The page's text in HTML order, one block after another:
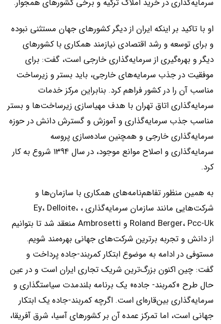
او با تاکید بر اینکه ایران از دیگر کشورهای جهان مستثنی نبوده
و برای توسعه و رشد اقتصادی نیازمند همکاری با کشورهای
دیگر و بهره‌‌‌گیری از سرمایه‌گذاری خارجی است، گفت: برای
موفقیت در جذب سرمایه‌‌‌های خارجی، باید بستر و زیرساخت
مناسب آن را در کشور فراهم کرد. بنابراین مرکز خدمات
‌‌‌سرمایه‌گذاری اتاق تهران با هدف مهیاسازی زیرساخت‌‌‌ها و بستر
مناسب جذب ‌‌‌سرمایه‌گذاری و آموزش و گسترش دانش در حوزه
‌‌‌سرمایه‌گذاری خارجی و همچنین ساده‌‌‌سازی پروسه
‌‌‌سرمایه‌گذاری و اصلاح موانع موجود، در سال ۱۳۹۴ شروع به کار
کرد.
به همین منظور تفاهم‌‌‌نامه‌‌‌های همکاری با سازمان‌ها و
شرکت‌هایی مانند سازمان ‌‌‌سرمایه‌گذاری ، Ey، Delloite،
Roland Berger، Pcc-Uk و Ambrosetti منعقد شد تا بتوانیم
از دانش و تجربه برترین شرکت‌های جهانی بهره‌‌‌مند شویم.
مستوفی در ادامه به موضوع ابتکار کمربند-جاده پرداخت و
گفت: چین اکنون بزرگ‌ترین شریک تجاری ایران است و در عین
حال طرح «کمربند- جاده» یک برنامه بلندمدت سیاستگذاری و
سرمایه‌گذاری بین‌‌‌قاره‌‌‌ای است. اگرچه کمربند-جاده یک ابتکار
جهانی است، اما تمرکز عمده آن بر کشورهای آسیا، شرق آفریقا،